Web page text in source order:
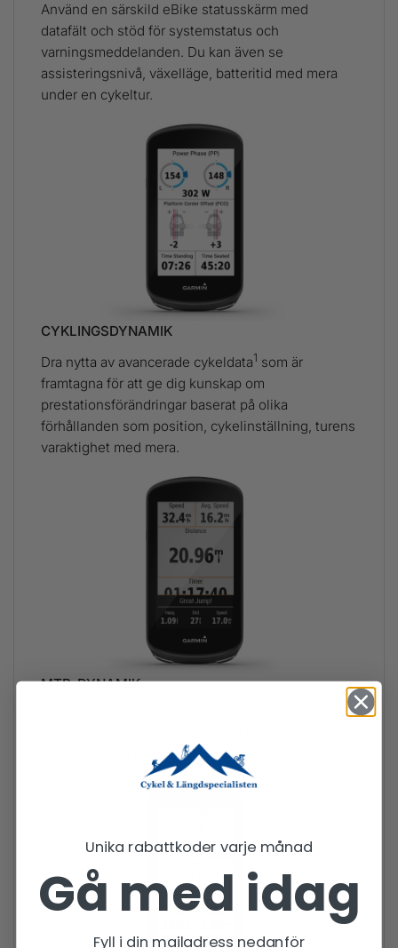
Använd en särskild eBike statusskärm med
datafält och stöd för systemstatus och
varningsmeddelanden. Du kan även se
assisteringsnivå, växelläge, batteritid med mera
under en cykeltur.
CYKLINGSDYNAMIK
Dra nytta av avancerade cykeldata1 som är
framtagna för att ge dig kunskap om
prestationsförändringar baserat på olika
förhållanden som position, cykelinställning, turens
varaktighet med mera.
MTB-DYNAMIK
du hoppar och tid i luften.
Unika rabattkoder varje månad
Gå med idag
Fyll i din mailadress nedanför